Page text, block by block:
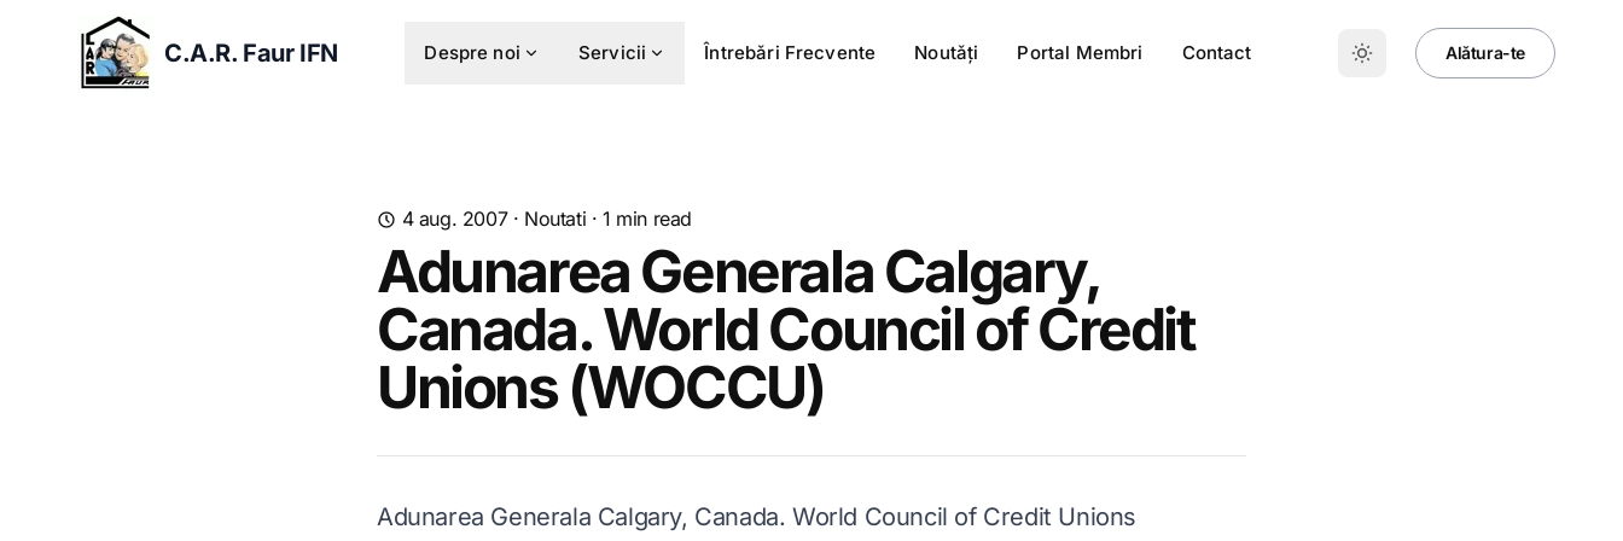
C.A.R. Faur IFN Despre noi Servicii Întrebǎri Frecvente Noutǎți Portal Membri Contact Alǎtura-te
4 aug. 2007· Noutati ·1 min read
Adunarea Generala Calgary,
Canada. World Council of Credit
Unions (WOCCU)
Adunarea Generala Calgary, Canada. World Council of Credit Unions